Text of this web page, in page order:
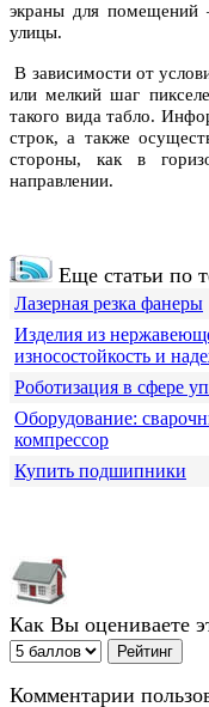
экраны для помещений
улицы.
В зависимости от
или мелкий шаг
такого вида табло.
строк, а также
стороны, как в
направлении.
Еще статьи по
Лазерная резка фанеры
Изделия из
износостойкость и
Роботизация в сфере
Оборудование:
компрессор
Купить подшипники
Как Вы оцениваете
Комментарии